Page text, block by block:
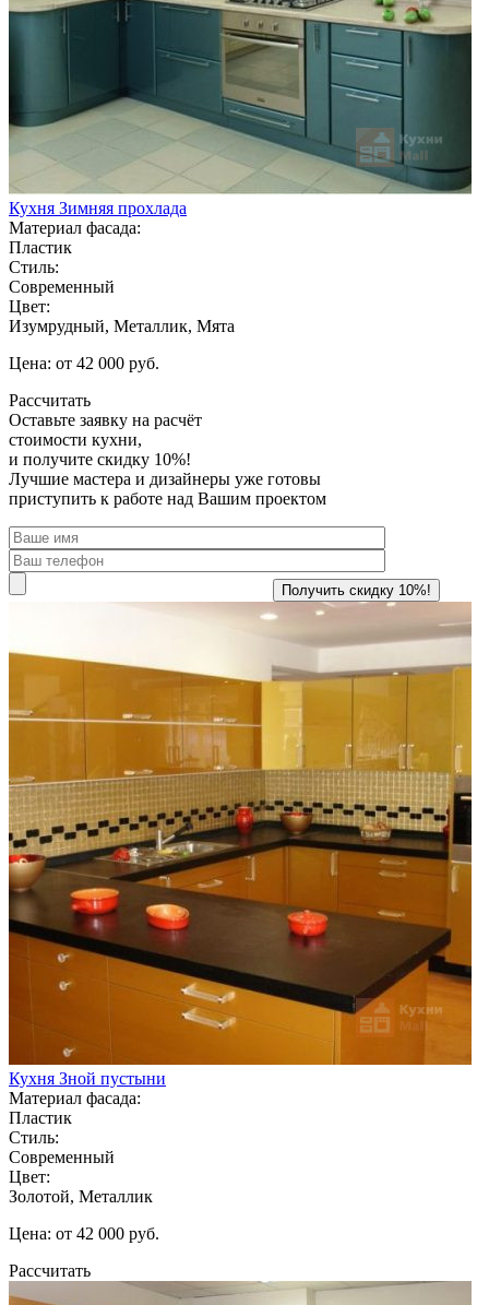
Кухня Зимняя прохлада
Материал фасада:
Пластик
Стиль:
Современный
Цвет:
Изумрудный, Металлик, Мята
Цена: от 42 000 руб.
Рассчитать
Оставьте заявку на расчёт
стоимости кухни,
и получите скидку 10%!
Лучшие мастера и дизайнеры уже готовы
приступить к работе над Вашим проектом
Кухня Зной пустыни
Материал фасада:
Пластик
Стиль:
Современный
Цвет:
Золотой, Металлик
Цена: от 42 000 руб.
Рассчитать